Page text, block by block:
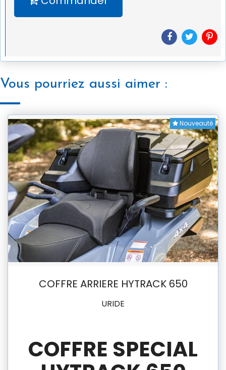
Vous pourriez aussi aimer :
Nouveauté
COFFRE ARRIERE HYTRACK 650
URIDE
COFFRE SPECIAL